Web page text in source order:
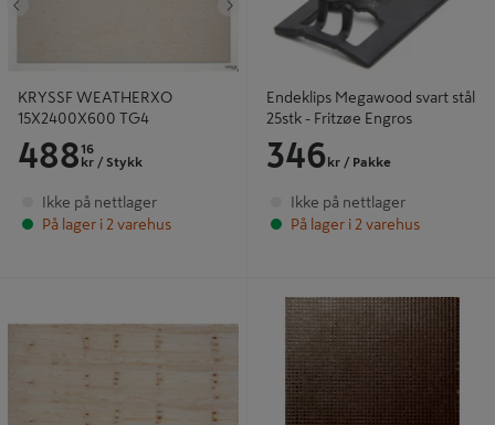
KRYSSF WEATHERXO
15X2400X600 TG4
48816
kr / Stykk
Ikke på nettlager
På lager i 2 varehus
Endeklips Megawood svart stål
25stk - Fritzøe Engros
346 kr / Pakke
Ikke på nettlager
På lager i 2 varehus
18X2440X1220